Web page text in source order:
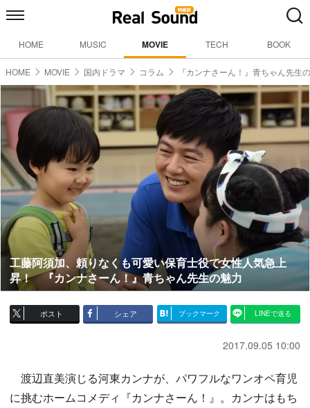
HOME MUSIC MOVIE TECH BOOK
HOME MOVIE 国内ドラマ コラム 『カンナさーん！』青ちゃん先生
工藤阿須加、頼りなくも可愛い保育士役で女性人気急上
昇！ 『カンナさーん！』青ちゃん先生の魅力
ポスト シェア ブックマーク LINEで送る
2017.09.05 10:00
渡辺直美演じる河東カンナが、パワフルなワンオペ育児
に挑むホームコメディ『カンナさーん！』。カンナはもち